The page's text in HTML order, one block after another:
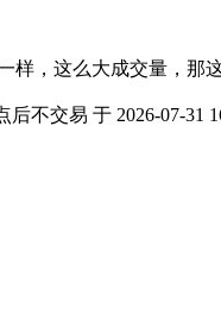
，这么大成交量，那
不交易 于 2026-07-31